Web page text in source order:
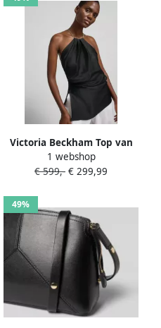
Victoria Beckham Top van
satijn met viscose
1 webshop
€ 599,- € 299,99
49%